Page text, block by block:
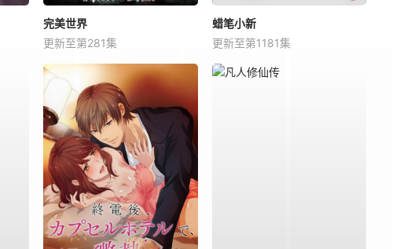
完美世界
更新至第281集
蜡笔小新
更新至第1181集